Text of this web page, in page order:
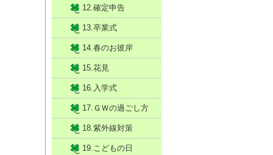
12.確定申告
13.卒業式
14.春のお彼岸
15.花見
16.入学式
17.ＧＷの過ごし方
18.紫外線対策
19.こどもの日